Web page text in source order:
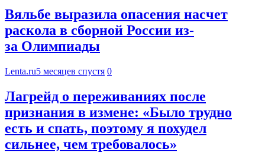
Вяльбе выразила опасения насчет
раскола в сборной России из-
за Олимпиады
Lenta.ru5 месяцев спустя 0
Лагрейд о переживаниях после
признания в измене: «Было трудно
есть и спать, поэтому я похудел
сильнее, чем требовалось»